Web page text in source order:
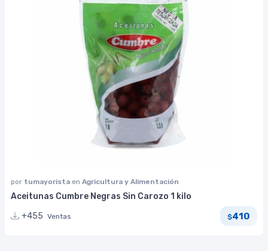
por tumayorista en Agricultura y Alimentación
Aceitunas Cumbre Negras Sin Carozo 1 kilo
+455 Ventas $410